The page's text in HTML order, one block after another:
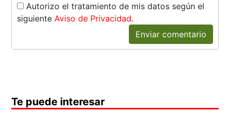
Autorizo el tratamiento de mis datos según el
siguiente Aviso de Privacidad.
Enviar comentario
Te puede interesar